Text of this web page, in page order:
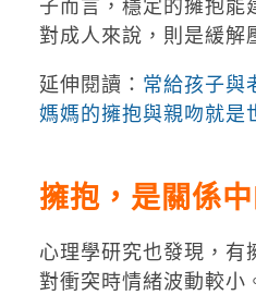
子而言，穩定的擁抱能
對成人來說，則是緩解
延伸閱讀： 常給孩子與
媽媽的擁抱與親吻就是
擁抱，是關係
心理學研究也發現，有
對衝突時情緒波動較小